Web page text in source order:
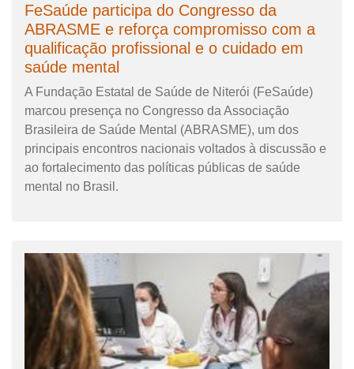
FeSaúde participa do Congresso da
ABRASME e reforça compromisso com a
qualificação profissional e o cuidado em
saúde mental
A Fundação Estatal de Saúde de Niterói (FeSaúde)
marcou presença no Congresso da Associação
Brasileira de Saúde Mental (ABRASME), um dos
principais encontros nacionais voltados à discussão e
ao fortalecimento das políticas públicas de saúde
mental no Brasil.